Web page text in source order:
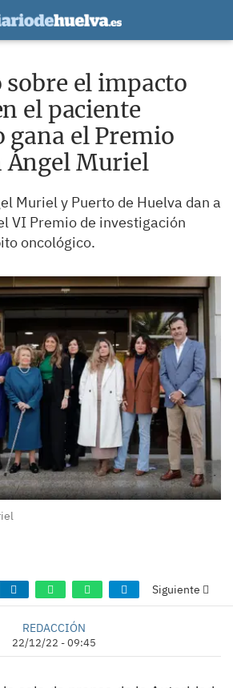
el impacto
el paciente
gana el Premio
Ángel Muriel
Muriel y Puerto de Huelva dan a
VI Premio de investigación
oncológico.
Siguiente
REDACCIÓN
22/12/22 - 09:45